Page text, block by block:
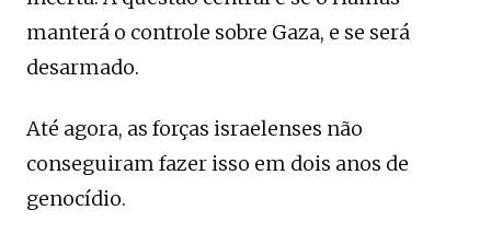
manterá o controle sobre Gaza, e se será
desarmado.
Até agora, as forças israelenses não
conseguiram fazer isso em dois anos de
genocídio.